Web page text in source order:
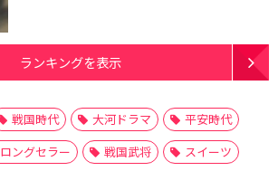
ランキングを表示
戦国時代 大河ドラマ
平安時代
ロングセラー 戦国武将
スイーツ